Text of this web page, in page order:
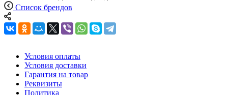
Список брендов
Условия оплаты
Условия доставки
Гарантия на товар
Реквизиты
Политика